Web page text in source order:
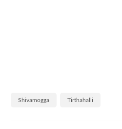
Shivamogga Tirthahalli